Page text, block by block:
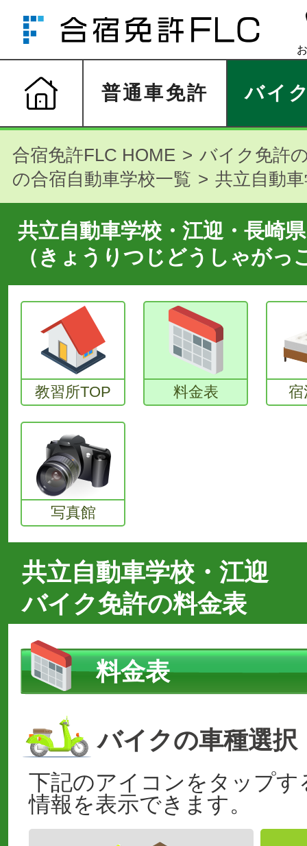
普通車免許 バイ
合宿免許FLC HOME
バイク免許
の合宿自動車学校一覧
共立自動
共立自動車学校・江迎・長崎県
（きょうりつじどうしゃがっ
教習所TOP 料金表 宿
写真館
共立自動車学校・江迎
バイク免許の料金表
料金表
バイクの車種選択
下記のアイコンをタップす
情報を表示できます。